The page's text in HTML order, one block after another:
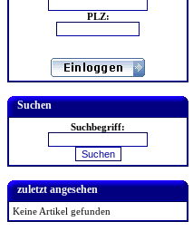
PLZ:
Suchen
Suchbegriff:
zuletzt angesehen
Keine Artikel gefunden